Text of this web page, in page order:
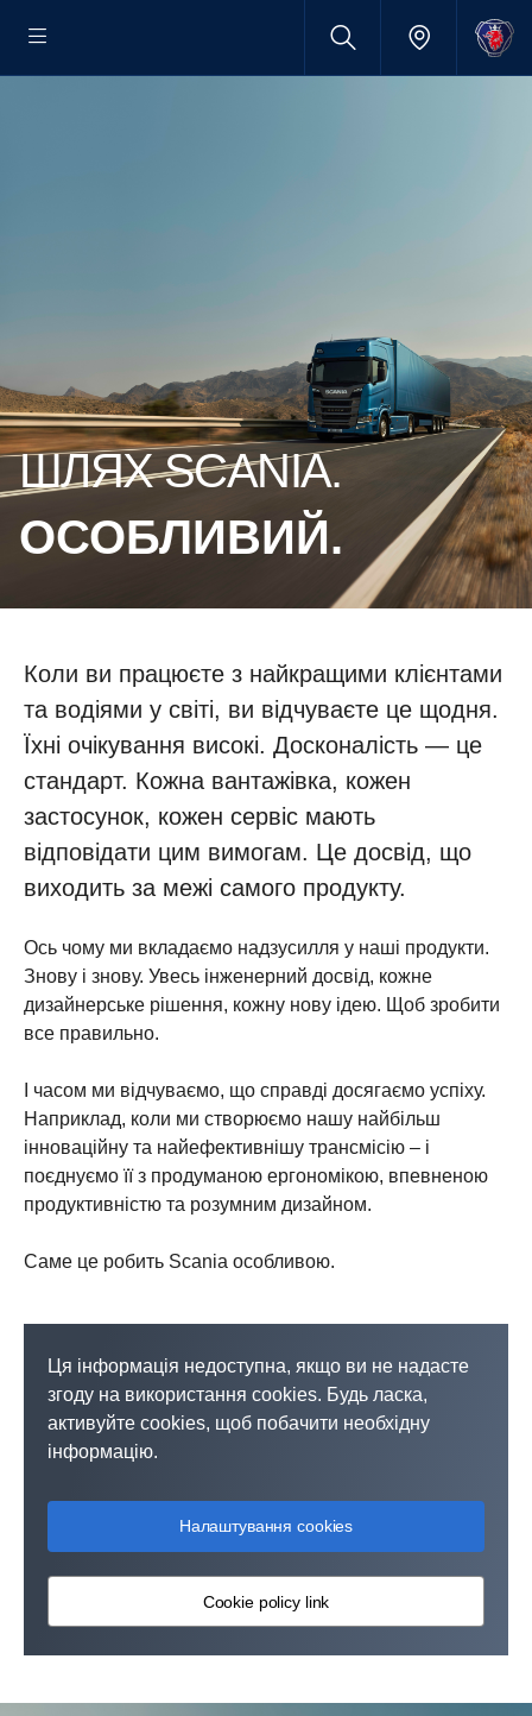
ШЛЯХ SCANIA.
ОСОБЛИВИЙ.
Коли ви працюєте з найкращими клієнтами
та водіями у світі, ви відчуваєте це щодня.
Їхні очікування високі. Досконалість — це
стандарт. Кожна вантажівка, кожен
застосунок, кожен сервіс мають
відповідати цим вимогам. Це досвід, що
виходить за межі самого продукту.
Ось чому ми вкладаємо надзусилля у наші продукти.
Знову і знову. Увесь інженерний досвід, кожне
дизайнерське рішення, кожну нову ідею. Щоб зробити
все правильно.
І часом ми відчуваємо, що справді досягаємо успіху.
Наприклад, коли ми створюємо нашу найбільш
інноваційну та найефективнішу трансмісію – і
поєднуємо її з продуманою ергономікою, впевненою
продуктивністю та розумним дизайном.
Саме це робить Scania особливою.
Ця інформація недоступна, якщо ви не надасте
згоду на використання cookies. Будь ласка,
активуйте cookies, щоб побачити необхідну
інформацію.
Налаштування cookies
Cookie policy link